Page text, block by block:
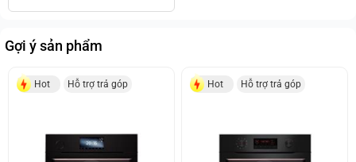
Gợi ý sản phẩm
Hot Hỗ trợ trả góp Hot Hỗ trợ trả góp